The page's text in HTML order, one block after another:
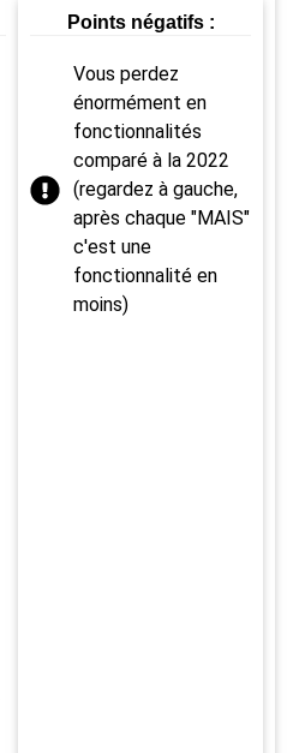
Points négatifs :
Vous perdez
énormément en
fonctionnalités
comparé à la 2022
(regardez à gauche,
après chaque "MAIS"
c'est une
fonctionnalité en
moins)